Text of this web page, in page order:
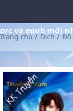
và epub mới
Trang chủ/ Dịch / Đô